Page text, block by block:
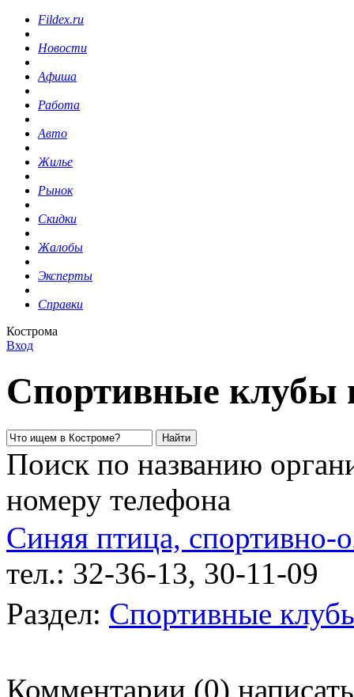
Fildex.ru
Новости
Афиша
Работа
Авто
Жилье
Рынок
Скидки
Жалобы
Эксперты
Справки
Кострома
Вход
Спортивные клубы
Поиск по названию
номеру телефона
Синяя птица, спортивно-
тел.: 32-36-13, 30-11-09
Раздел: Спортивные
Комментарии (0) написать